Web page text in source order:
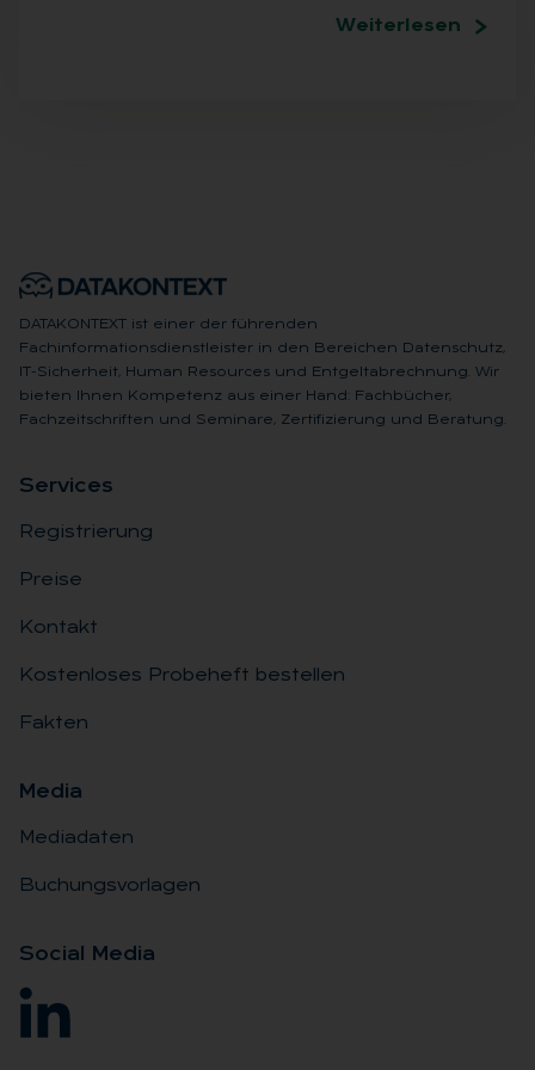
Weiterlesen
DATAKONTEXT ist einer der führenden
Fachinformationsdienstleister in den Bereichen Datenschutz,
IT-Sicherheit, Human Resources und Entgeltabrechnung. Wir
bieten Ihnen Kompetenz aus einer Hand: Fachbücher,
Fachzeitschriften und Seminare, Zertifizierung und Beratung.
Ser­vices
Registrierung
Preise
Kontakt
Kostenloses Probeheft bestellen
Fakten
Me­dia
Mediadaten
Buchungsvorlagen
So­ci­al Me­dia